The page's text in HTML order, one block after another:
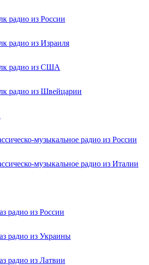
радио из России
радио из Израиля
радио из США
радио из Швейцарии
музыкальное радио из России
музыкальное радио из Италии
радио из России
радио из Украины
радио из Латвии